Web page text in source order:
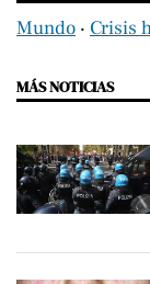
Mundo ‧ Crisis
MÁS NOTICIAS